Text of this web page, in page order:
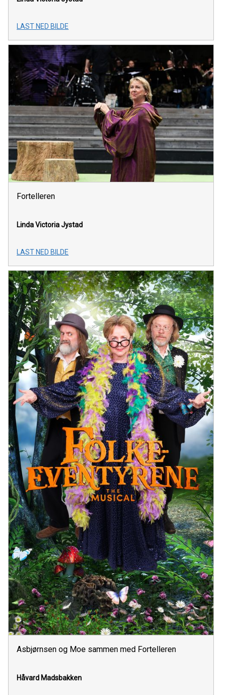
LAST NED BILDE
Fortelleren
Linda Victoria Jystad
LAST NED BILDE
Asbjørnsen og Moe sammen med Fortelleren
Håvard Madsbakken